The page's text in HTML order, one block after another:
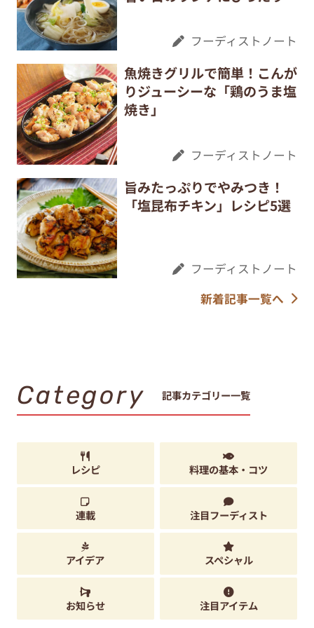
フーディストノート
魚焼きグリルで簡単！こんが
りジューシーな「鶏のうま塩
焼き」
フーディストノート
旨みたっぷりでやみつき！
「塩昆布チキン」レシピ5選
フーディストノート
新着記事一覧へ
Category 記事カテゴリー一覧
レシピ 料理の基本・コツ
連載 注目フーディスト
アイデア スペシャル
お知らせ 注目アイテム